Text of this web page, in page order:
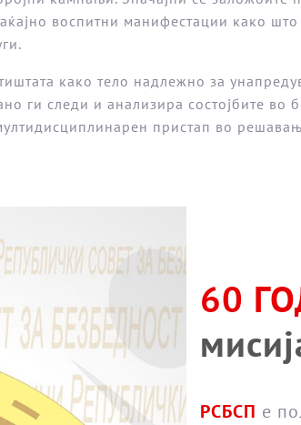
воспитни манифестации како
како тело надлежно за
ги следи и анализира состојбите
пристап во
60
РСБСП е